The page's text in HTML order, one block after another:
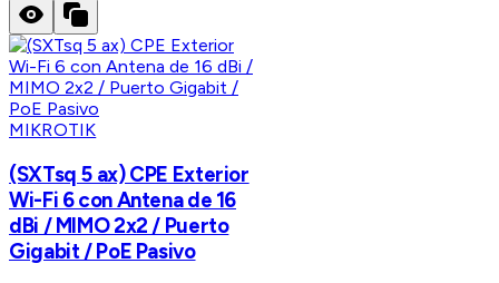
MIKROTIK
(SXTsq 5 ax) CPE Exterior
Wi-Fi 6 con Antena de 16
dBi / MIMO 2x2 / Puerto
Gigabit / PoE Pasivo